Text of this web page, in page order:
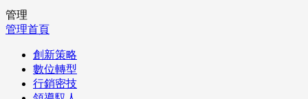
管理
管理首頁
創新策略
數位轉型
行銷密技